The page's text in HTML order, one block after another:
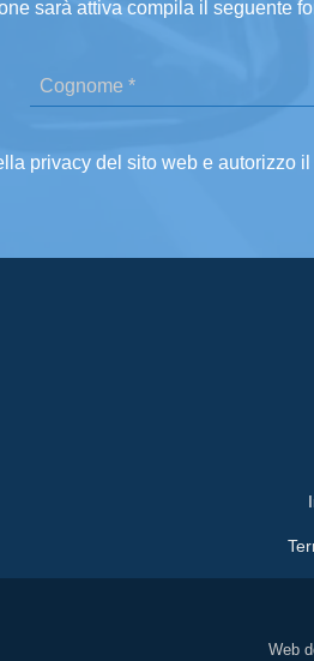
sarà attiva compila il seguente
privacy del sito web e autorizzo
Web